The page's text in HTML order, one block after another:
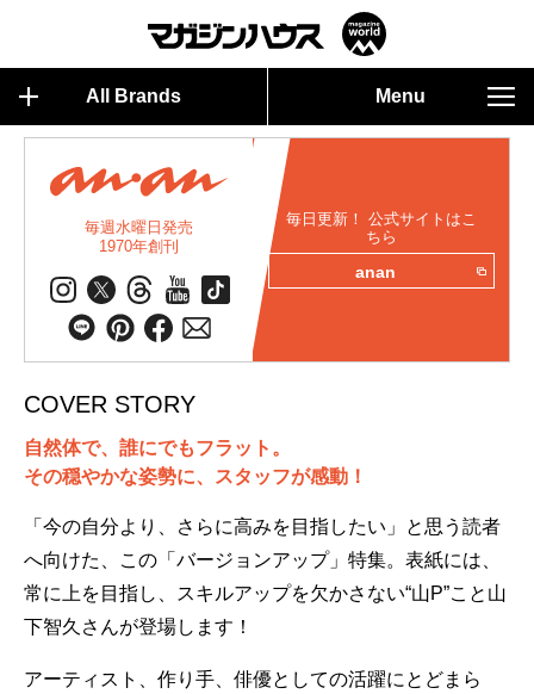
All Brands Menu
毎週水曜日発売
1970年創刊
毎日更新！ 公式サイトはこ
ちら
anan
COVER STORY
自然体で、誰にでもフラット。
その穏やかな姿勢に、スタッフが感動！
「今の自分より、さらに高みを目指したい」と思う読者
へ向けた、この「バージョンアップ」特集。表紙には、
常に上を目指し、スキルアップを欠かさない“山P”こと山
下智久さんが登場します！
アーティスト、作り手、俳優としての活躍にとどまら